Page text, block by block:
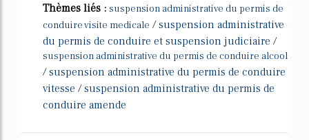
Thèmes liés : suspension administrative du permis de
conduire visite medicale /suspension administrative
du permis de conduire et suspension judiciaire /
suspension administrative du permis de conduire alcool
/suspension administrative du permis de conduire
vitesse /suspension administrative du permis de
conduire amende